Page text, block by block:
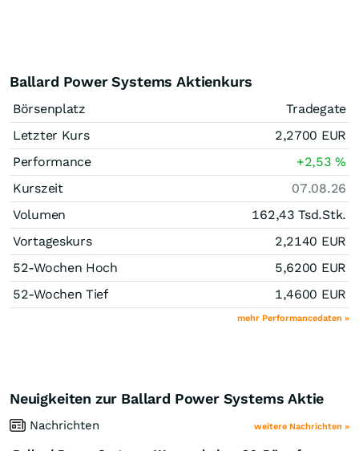
Ballard Power Systems Aktienkurs
Börsenplatz
Tradegate
Letzter Kurs
2,2700 EUR
Performance
+2,53%
Kurszeit
07.08.26
Volumen
162,43 Tsd.Stk.
Vortageskurs
2,2140 EUR
52-Wochen Hoch
5,6200 EUR
52-Wochen Tief
1,4600 EUR
mehr Performancedaten »
Neuigkeiten zur Ballard Power Systems Aktie
Nachrichten weitere Nachrichten »